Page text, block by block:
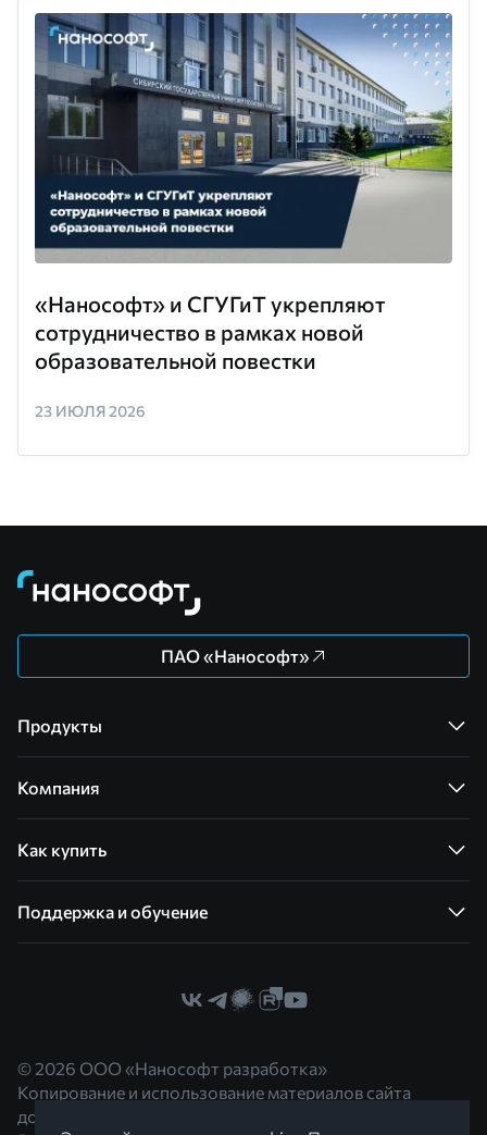
«Нанософт» и СГУГиТ укрепляют
сотрудничество в рамках новой
образовательной повестки
23 ИЮЛЯ 2026
ПАО «Нанософт»
Продукты
Компания
Как купить
Поддержка и обучение
© 2026 ООО «Нанософт разработка»
Копирование и использование материалов сайта
допускается с согласия правообладателя.